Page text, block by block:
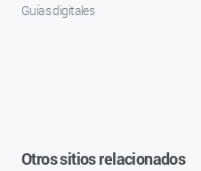
Guías digitales
Otros sitios relacionados